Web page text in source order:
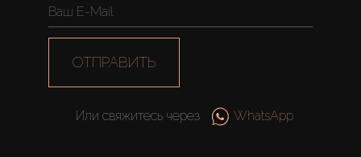
ОТПРАВИТЬ
Или свяжитесь через WhatsApp